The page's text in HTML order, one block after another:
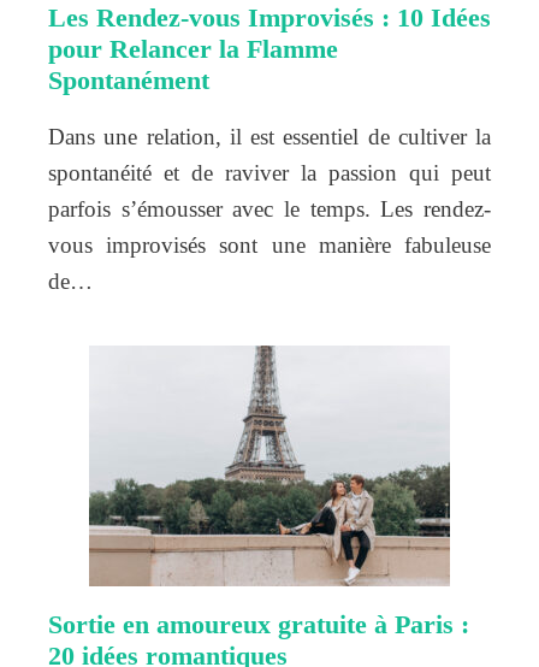
Les Rendez-vous Improvisés : 10 Idées
pour Relancer la Flamme
Spontanément
Dans une relation, il est essentiel de cultiver la
spontanéité et de raviver la passion qui peut
parfois s’émousser avec le temps. Les rendez-
vous improvisés sont une manière fabuleuse
de…
Sortie en amoureux gratuite à Paris :
20 idées romantiques